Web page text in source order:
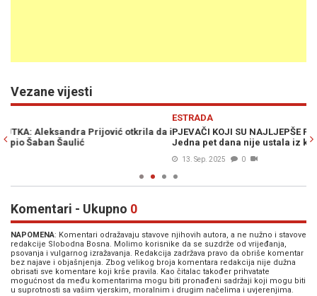
Vezane vijesti
PJEVAČI KOJI SU NAJLJEPŠE PJESME POSVETILI SUPRUGAMA:
Jedna pet dana nije ustala iz kreveta kada je čula numeru
Komentari - Ukupno 0
NAPOMENA: Komentari odražavaju stavove njihovih autora, a ne nužno i stavove
redakcije Slobodna Bosna. Molimo korisnike da se suzdrže od vrijeđanja,
psovanja i vulgarnog izražavanja. Redakcija zadržava pravo da obriše komentar
bez najave i objašnjenja. Zbog velikog broja komentara redakcija nije dužna
obrisati sve komentare koji krše pravila. Kao čitalac također prihvatate
mogućnost da među komentarima mogu biti pronađeni sadržaji koji mogu biti
u suprotnosti sa vašim vjerskim, moralnim i drugim načelima i uvjerenjima.